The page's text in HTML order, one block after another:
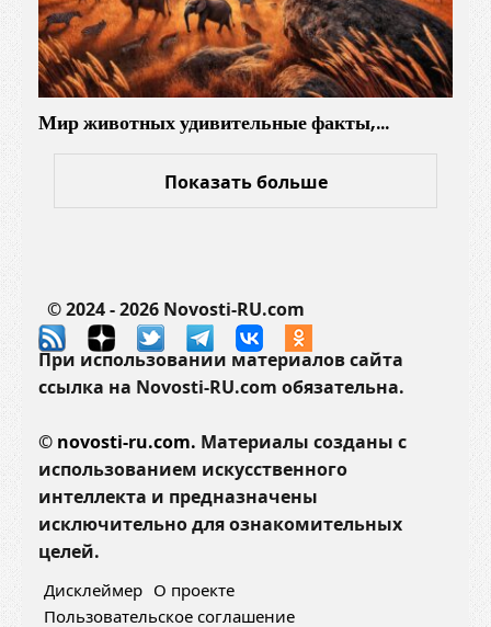
Мир животных удивительные факты,…
Показать больше
© 2024 - 2026 Novosti-RU.com
При использовании материалов сайта
ссылка на Novosti-RU.com обязательна.
© novosti-ru.com. Материалы созданы с
использованием искусственного
интеллекта и предназначены
исключительно для ознакомительных
целей.
Дисклеймер О проекте
Пользовательское соглашение